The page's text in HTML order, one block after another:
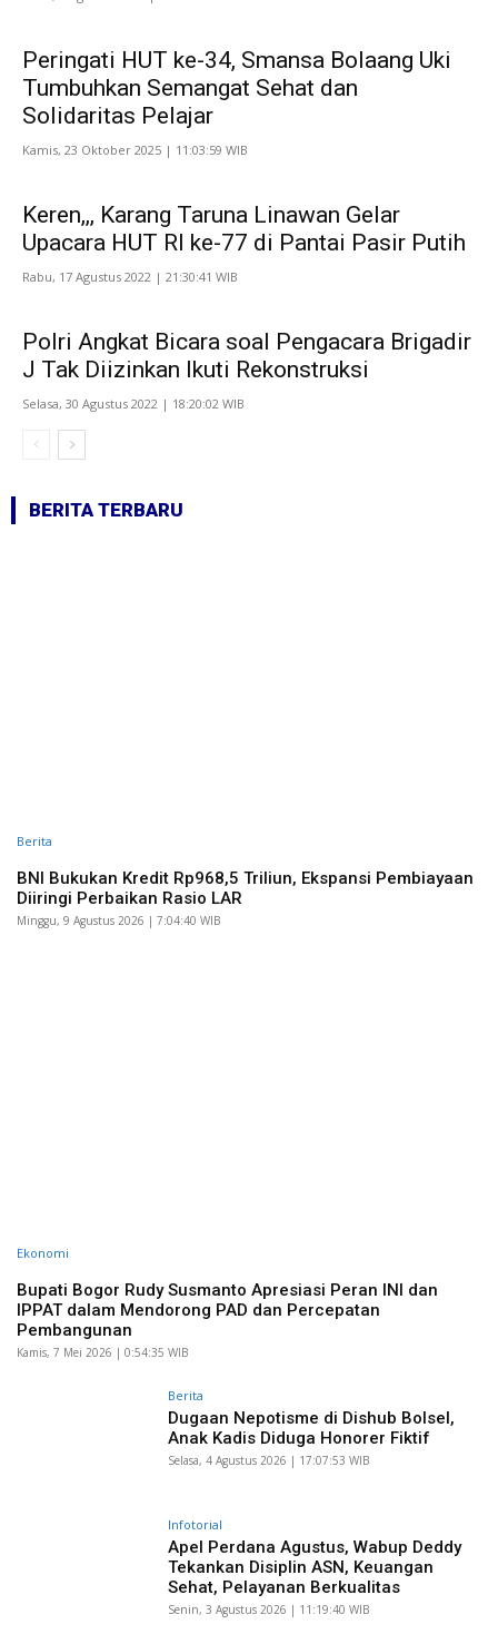
Peringati HUT ke-34, Smansa Bolaang Uki
Tumbuhkan Semangat Sehat dan
Solidaritas Pelajar
Kamis, 23 Oktober 2025 | 11:03:59 WIB
Keren,,, Karang Taruna Linawan Gelar
Upacara HUT RI ke-77 di Pantai Pasir Putih
Rabu, 17 Agustus 2022 | 21:30:41 WIB
Polri Angkat Bicara soal Pengacara Brigadir
J Tak Diizinkan Ikuti Rekonstruksi
Selasa, 30 Agustus 2022 | 18:20:02 WIB
BERITA TERBARU
Berita
BNI Bukukan Kredit Rp968,5 Triliun, Ekspansi Pembiayaan
Diiringi Perbaikan Rasio LAR
Minggu, 9 Agustus 2026 | 7:04:40 WIB
Ekonomi
Bupati Bogor Rudy Susmanto Apresiasi Peran INI dan
IPPAT dalam Mendorong PAD dan Percepatan
Pembangunan
Kamis, 7 Mei 2026 | 0:54:35 WIB
Berita
Dugaan Nepotisme di Dishub Bolsel,
Anak Kadis Diduga Honorer Fiktif
Selasa, 4 Agustus 2026 | 17:07:53 WIB
Infotorial
Apel Perdana Agustus, Wabup Deddy
Tekankan Disiplin ASN, Keuangan
Sehat, Pelayanan Berkualitas
Senin, 3 Agustus 2026 | 11:19:40 WIB